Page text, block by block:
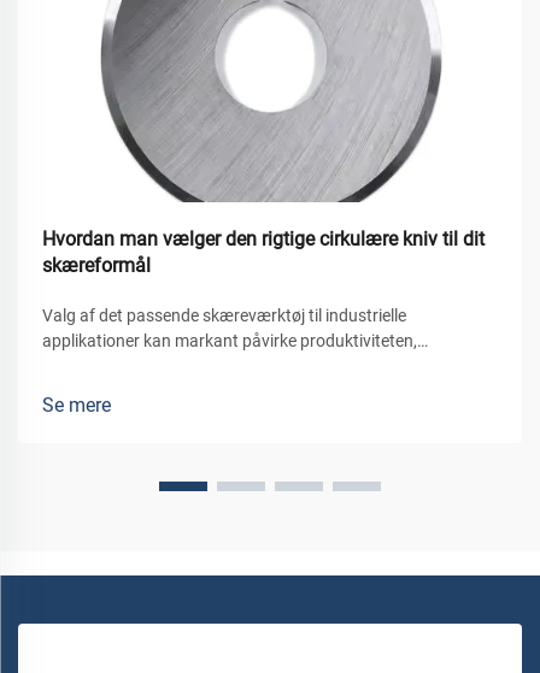
Hvordan man vælger den rigtige cirkulære kniv til dit
skæreformål
Valg af det passende skæreværktøj til industrielle
applikationer kan markant påvirke produktiviteten,
den cirkulære kniv...
Se mere